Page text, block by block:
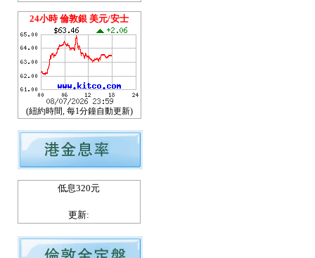
24小時 倫敦銀 美元/安士
(紐約時間, 每1分鐘自動更新)
低息320元
更新: